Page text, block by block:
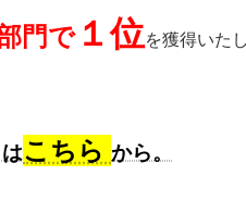
門で１位を獲得いた
こちら から。